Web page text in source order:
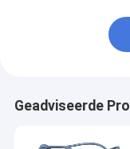
Geadviseerde